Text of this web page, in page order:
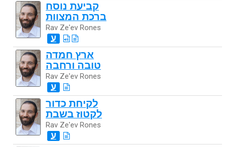
קביעת נוסח
ברכת המצוות
Rav Ze'ev Rones
ע
ארץ חמדה
טובה ורחבה
Rav Ze'ev Rones
ע
לקיחת כדור
לקטוז בשבת
Rav Ze'ev Rones
ע